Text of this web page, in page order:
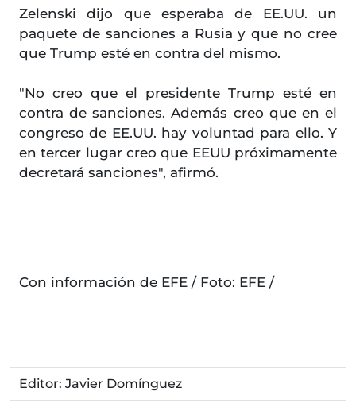
Zelenski dijo que esperaba de EE.UU. un
paquete de sanciones a Rusia y que no cree
que Trump esté en contra del mismo.
"No creo que el presidente Trump esté en
contra de sanciones. Además creo que en el
congreso de EE.UU. hay voluntad para ello. Y
en tercer lugar creo que EEUU próximamente
decretará sanciones", afirmó.
Con información de EFE / Foto: EFE /
Editor: Javier Domínguez